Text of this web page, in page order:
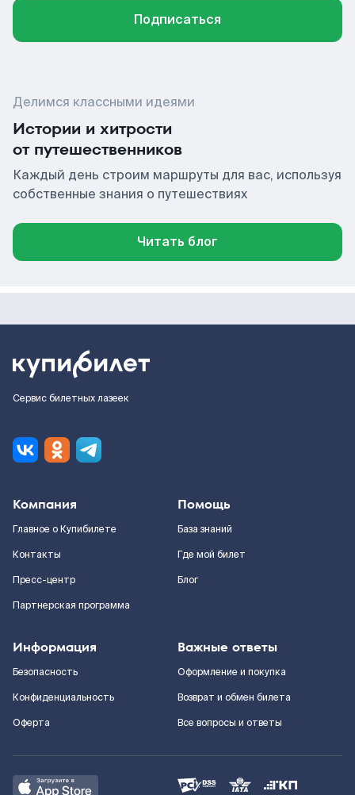
Подписаться
Делимся классными идеями
Истории и хитрости
от путешественников
Каждый день строим маршруты для вас, используя
собственные знания о путешествиях
Читать блог
Сервис билетных лазеек
Компания
Главное о Купибилете
Контакты
Пресс-центр
Партнерская программа
Помощь
База знаний
Где мой билет
Блог
Информация
Безопасность
Конфиденциальность
Оферта
Важные ответы
Оформление и покупка
Возврат и обмен билета
Все вопросы и ответы